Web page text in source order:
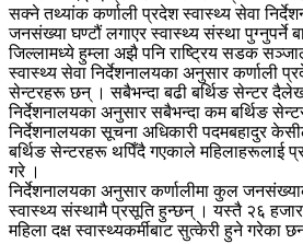
सक्ने तथ्यांक कर्णाली प्रदेश स्वास्थ्य सेवा
जनसंख्या घण्टौं लगाएर स्वास्थ्य संस्था पुग्नुपर्ने
जिल्लामध्ये हुम्ला अझै पनि राष्ट्रिय सडक
स्वास्थ्य सेवा निर्देशनालयका अनुसार कर्णाली
सेन्टरहरू छन् । सबैभन्दा बढी बर्थिङ सेन्टर
निर्देशनालयका अनुसार सबैभन्दा कम बर्थिङ
निर्देशनालयका सूचना अधिकारी पदमबहादुर
बर्थिङ सेन्टरहरू थपिँदै गएकाले महिलाहरूलाई
गरे ।
निर्देशनालयका अनुसार कर्णालीमा कुल
स्वास्थ्य संस्थामै प्रसूति हुन्छन् । यस्तै २६
महिला दक्ष स्वास्थ्यकर्मीबाट सुत्केरी हुने गरेका